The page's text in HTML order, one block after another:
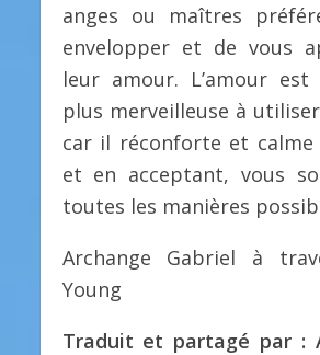
anges ou maîtres
envelopper et de vous
leur amour. L’amour est
plus merveilleuse à
car il réconforte et calme
et en acceptant, vous
toutes les manières
Archange Gabriel à
Young
Traduit et partagé par :